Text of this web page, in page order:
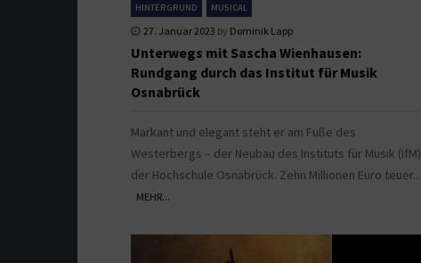
HINTERGRUND MUSICAL
27. Januar 2023 by Dominik Lapp
Unterwegs mit Sascha Wienhausen:
Rundgang durch das Institut für Musik
Osnabrück
Markant und elegant steht er am Fuße des
Westerbergs – der Neubau des Instituts für Musik (IfM)
der Hochschule Osnabrück. Zehn Millionen Euro teuer...
MEHR...